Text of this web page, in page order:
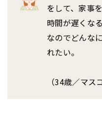
をして、家事
時間が遅くな
なのでどんな
れたい。
（34歳／マス